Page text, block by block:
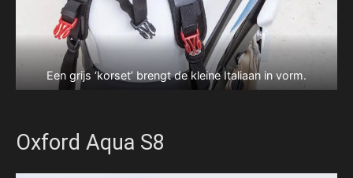
Een grijs ‘korset’ brengt de kleine Italiaan in vorm.
Oxford Aqua S8